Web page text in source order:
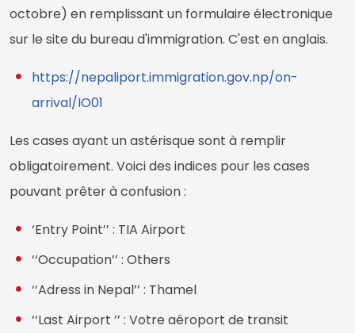
octobre) en remplissant un formulaire électronique
sur le site du bureau d'immigration. C'est en anglais.
https://nepaliport.immigration.gov.np/on-
arrival/IO01
Les cases ayant un astérisque sont à remplir
obligatoirement. Voici des indices pour les cases
pouvant prêter à confusion :
‘Entry Point’’ : TIA Airport
‘‘Occupation’’ : Others
‘‘Adress in Nepal’’ : Thamel
‘‘Last Airport ’’ : Votre aéroport de transit